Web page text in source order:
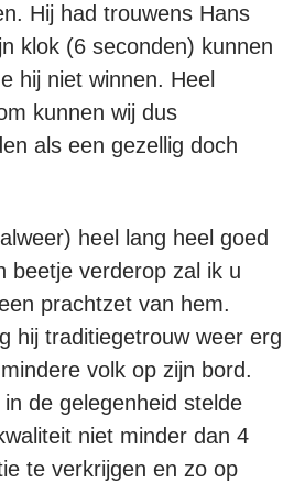
Hij had trouwens Hans
klok (6 seconden) kunnen
hij niet winnen. Heel
kunnen wij dus
als een gezellig doch
heel lang heel goed
beetje verderop zal ik u
prachtzet van hem.
hij traditiegetrouw weer erg
volk op zijn bord.
in de gelegenheid stelde
niet minder dan 4
te verkrijgen en zo op